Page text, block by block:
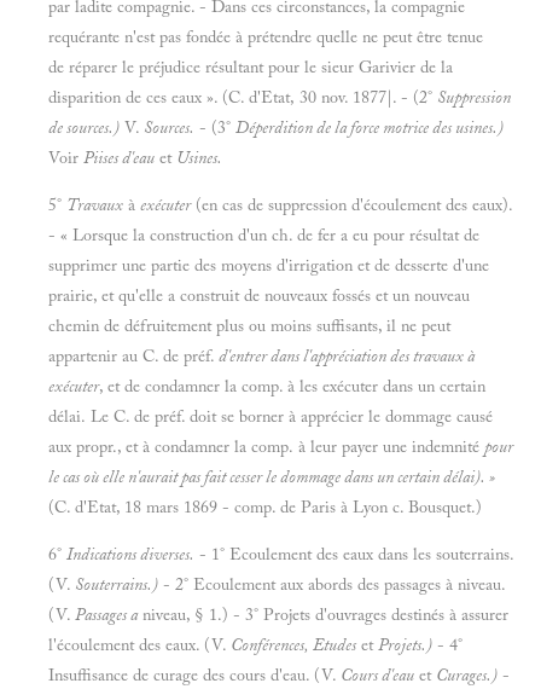
par ladite compagnie. - Dans ces circonstances, la compagnie
requérante n'est pas fondée à prétendre quelle ne peut être tenue
de réparer le préjudice résultant pour le sieur Garivier de la
disparition de ces eaux ». (C. d'Etat, 30 nov. 1877|. - (2° Suppression
de sources.) V. Sources. - (3° Déperdition de la force motrice des usines.)
Voir Piises d'eau et Usines.
5° Travaux à exécuter(en cas de suppression d'écoulement des eaux).
- « Lorsque la construction d'un ch. de fer a eu pour résultat de
supprimer une partie des moyens d'irrigation et de desserte d'une
prairie, et qu'elle a construit de nouveaux fossés et un nouveau
chemin de défruitement plus ou moins suffisants, il ne peut
appartenir au C. de préf. d'entrer dans l'appréciation des travaux à
exécuter, et de condamner la comp. à les exécuter dans un certain
délai. Le C. de préf. doit se borner à apprécier le dommage causé
aux propr., et à condamner la comp. à leur payer une indemnité pour
le cas où elle n'aurait pas fait cesser le dommage dans un certain délai). »
(C. d'Etat, 18 mars 1869 - comp. de Paris à Lyon c. Bousquet.)
6° Indications diverses. - 1° Ecoulement des eaux dans les souterrains.
(V. Souterrains.) - 2° Ecoulement aux abords des passages à niveau.
(V. Passages aniveau, § 1.) - 3° Projets d'ouvrages destinés à assurer
l'écoulement des eaux. (V. Conférences, Etudes etProjets.) - 4°
Insuffisance de curage des cours d'eau. (V. Cours d'eau et Curages.) -